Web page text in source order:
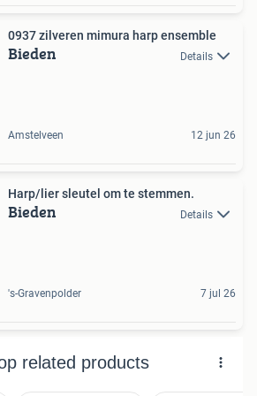
0937 zilveren mimura harp ensemble
Bieden Details
Amstelveen 12 jun 26
Harp/lier sleutel om te stemmen.
Bieden Details
's-Gravenpolder 7 jul 26